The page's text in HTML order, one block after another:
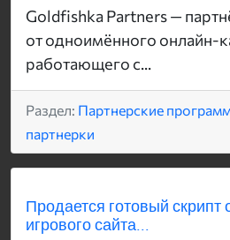
Goldfishka Partners —
от одноимённого онлайн-
работающего с...
Раздел: Партнерские
партнерки
Продается готовый скрипт
игрового сайта...